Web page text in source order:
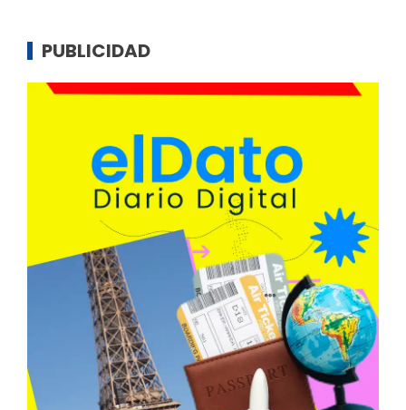
PUBLICIDAD